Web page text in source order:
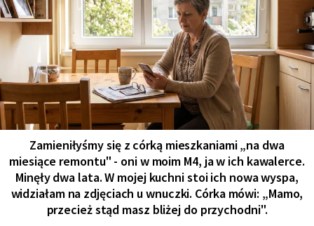
Zamieniłyśmy się z córką mieszkaniami „na dwa
miesiące remontu" - oni w moim M4, ja w ich kawalerce.
Minęły dwa lata. W mojej kuchni stoi ich nowa wyspa,
widziałam na zdjęciach u wnuczki. Córka mówi: „Mamo,
przecież stąd masz bliżej do przychodni".